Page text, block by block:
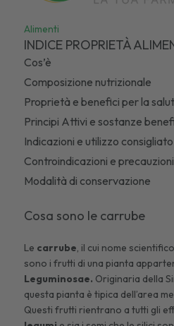
Alimenti
INDICE PROPRIETÀ
Cos’è
Composizione nutrizionale
Proprietà e benefici per la
Principi Attivi e sostanze
Indicazioni e utilizzo consigliato
Controindicazioni e precauzioni
Modalità di conservazione
Cosa sono le carrube
Le carrube, il cui nome
sono i frutti di una pianta
Leguminosae. Originaria della
questa pianta è tipica dell’area
Questi frutti rientrano a tutti gli